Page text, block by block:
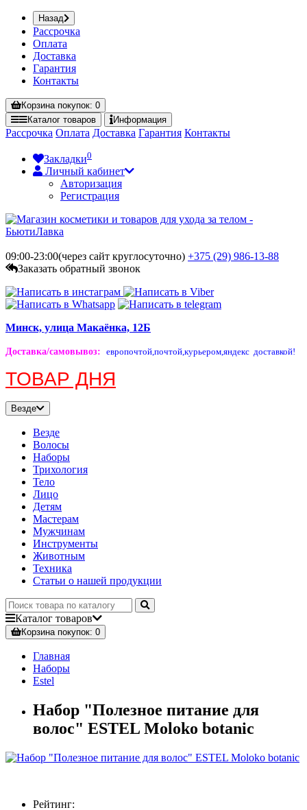
Назад
Рассрочка
Оплата
Доставка
Гарантия
Контакты
Корзинапокупок: 0
Каталог товаров Информация
Рассрочка Оплата Доставка Гарантия Контакты
Закладки0
Личный кабинет
Авторизация
Регистрация
09:00-23:00(через сайт круглосуточно) +375 (29) 986-13-88
Заказать обратный звонок
Минск, улица Макаёнка, 12Б
Доставка/самовывоз: европочтой,почтой,курьером,яндекс доставкой!
ТОВАР ДНЯ
Везде
Везде
Волосы
Наборы
Трихология
Тело
Лицо
Детям
Мастерам
Мужчинам
Инструменты
Животным
Техника
Статьи о нашей продукции
Каталог товаров
Корзинапокупок: 0
Главная
Наборы
Estel
Набор "Полезное питание для
волос" ESTEL Moloko botanic
Рейтинг: